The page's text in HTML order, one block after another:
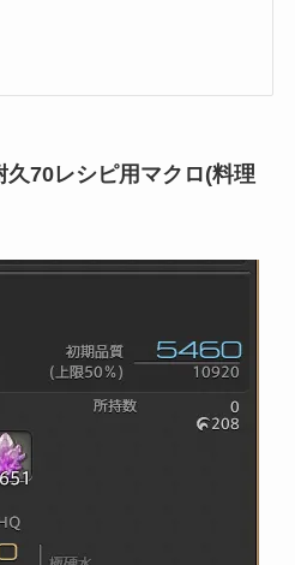
70レシピ用マクロ(料理